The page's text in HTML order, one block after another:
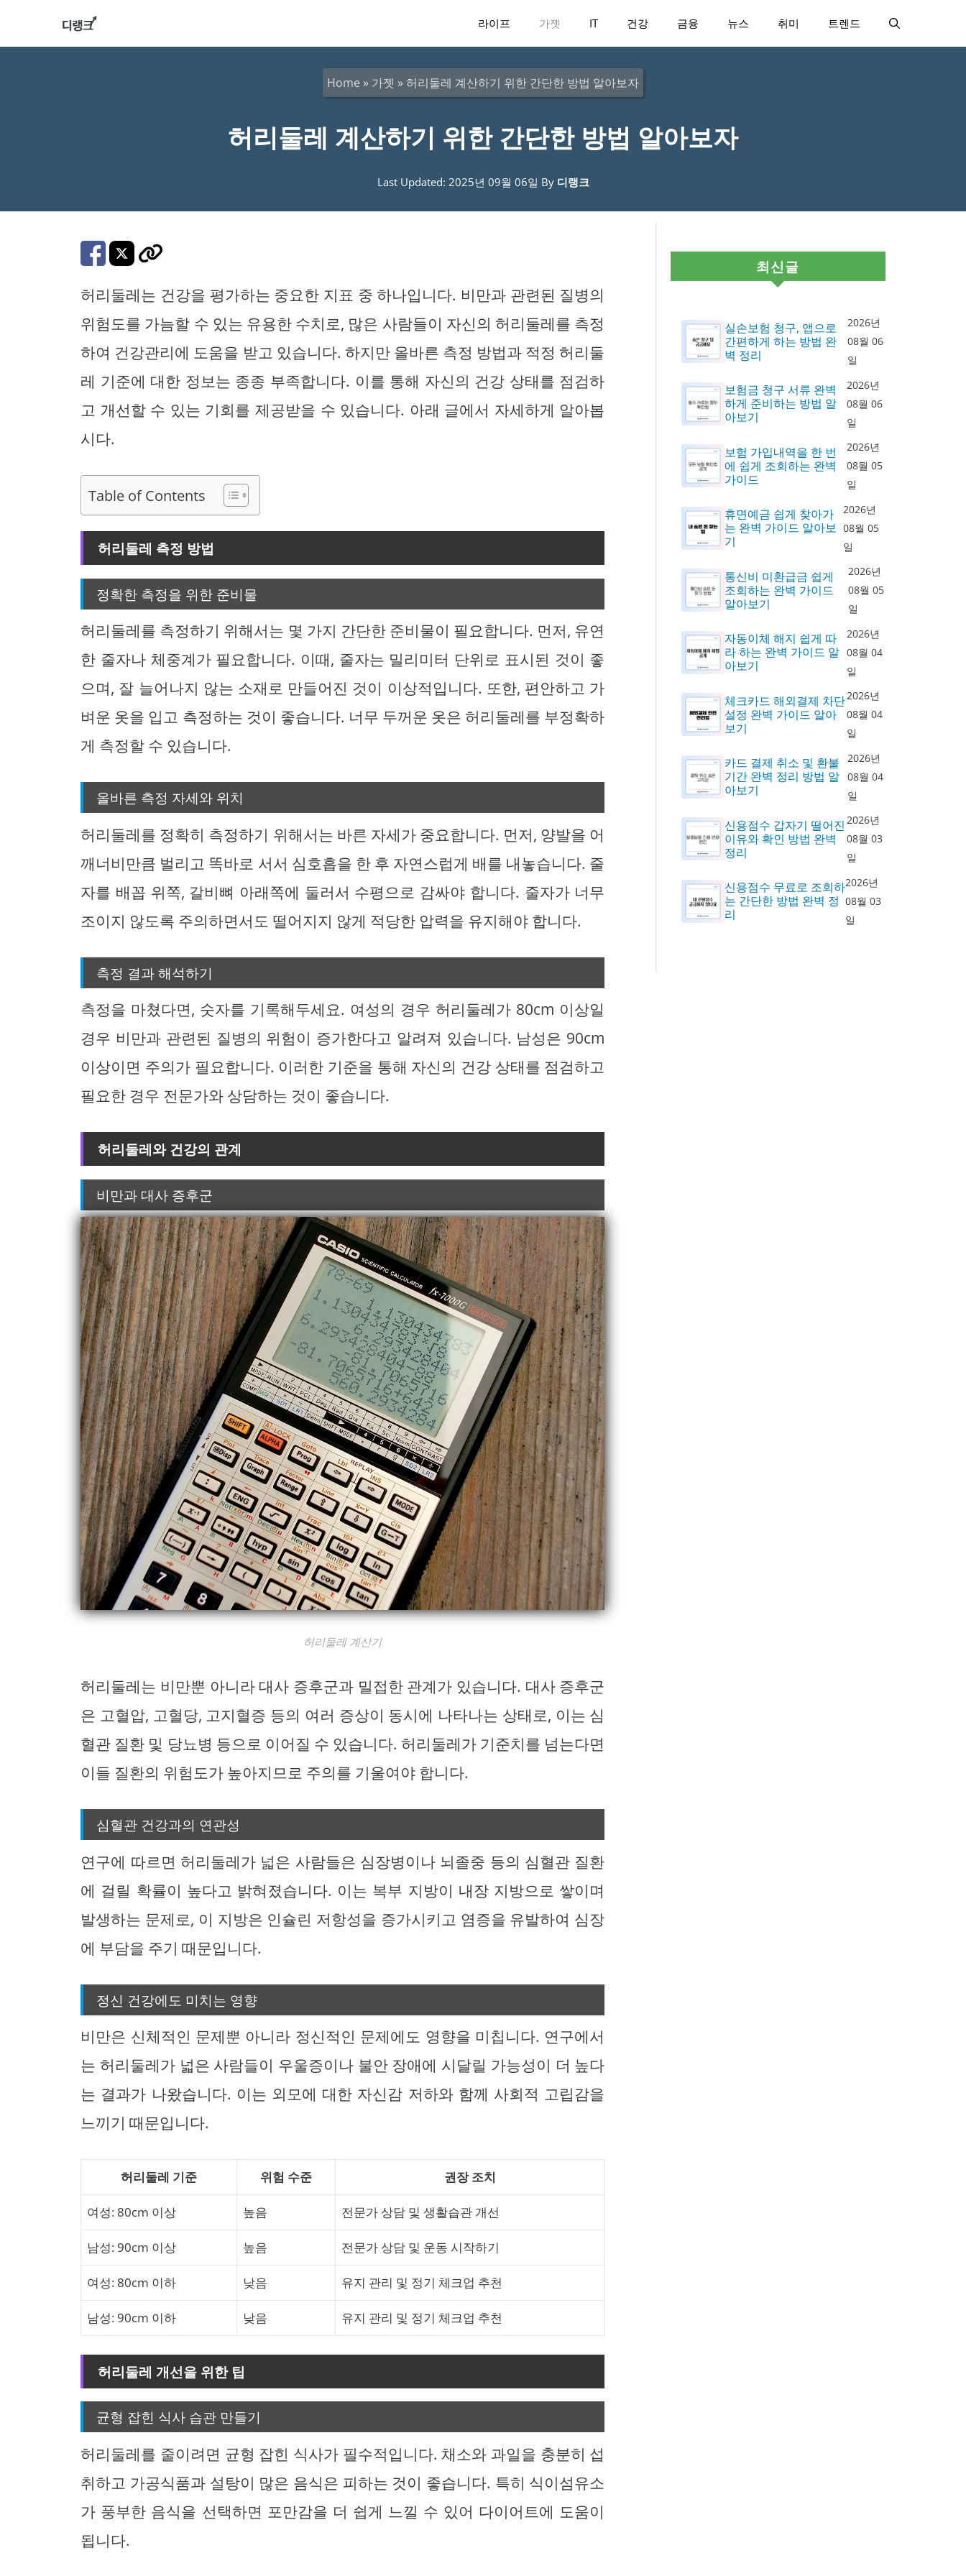
라이프 가젯 IT 건강 금융 뉴스 취미 트렌드
Home » 가젯 »허리둘레 계산하기 위한 간단한 방법 알아보자
허리둘레 계산하기 위한 간단한 방법 알아보자
Last Updated: 2025년 09월 06일 By 디랭크
허리둘레는 건강을 평가하는 중요한 지표 중 하나입니다. 비만과 관련된 질병의
위험도를 가늠할 수 있는 유용한 수치로, 많은 사람들이 자신의 허리둘레를 측정
하여 건강관리에 도움을 받고 있습니다. 하지만 올바른 측정 방법과 적정 허리둘
레 기준에 대한 정보는 종종 부족합니다. 이를 통해 자신의 건강 상태를 점검하
고 개선할 수 있는 기회를 제공받을 수 있습니다. 아래 글에서 자세하게 알아봅
시다.
Table of Contents
허리둘레 측정 방법
정확한 측정을 위한 준비물
허리둘레를 측정하기 위해서는 몇 가지 간단한 준비물이 필요합니다. 먼저, 유연
한 줄자나 체중계가 필요합니다. 이때, 줄자는 밀리미터 단위로 표시된 것이 좋
으며, 잘 늘어나지 않는 소재로 만들어진 것이 이상적입니다. 또한, 편안하고 가
벼운 옷을 입고 측정하는 것이 좋습니다. 너무 두꺼운 옷은 허리둘레를 부정확하
게 측정할 수 있습니다.
올바른 측정 자세와 위치
허리둘레를 정확히 측정하기 위해서는 바른 자세가 중요합니다. 먼저, 양발을 어
깨너비만큼 벌리고 똑바로 서서 심호흡을 한 후 자연스럽게 배를 내놓습니다. 줄
자를 배꼽 위쪽, 갈비뼈 아래쪽에 둘러서 수평으로 감싸야 합니다. 줄자가 너무
조이지 않도록 주의하면서도 떨어지지 않게 적당한 압력을 유지해야 합니다.
측정 결과 해석하기
측정을 마쳤다면, 숫자를 기록해두세요. 여성의 경우 허리둘레가 80cm 이상일
경우 비만과 관련된 질병의 위험이 증가한다고 알려져 있습니다. 남성은 90cm
이상이면 주의가 필요합니다. 이러한 기준을 통해 자신의 건강 상태를 점검하고
필요한 경우 전문가와 상담하는 것이 좋습니다.
허리둘레와 건강의 관계
비만과 대사 증후군
허리둘레 계산기
허리둘레는 비만뿐 아니라 대사 증후군과 밀접한 관계가 있습니다. 대사 증후군
은 고혈압, 고혈당, 고지혈증 등의 여러 증상이 동시에 나타나는 상태로, 이는 심
혈관 질환 및 당뇨병 등으로 이어질 수 있습니다. 허리둘레가 기준치를 넘는다면
이들 질환의 위험도가 높아지므로 주의를 기울여야 합니다.
심혈관 건강과의 연관성
연구에 따르면 허리둘레가 넓은 사람들은 심장병이나 뇌졸중 등의 심혈관 질환
에 걸릴 확률이 높다고 밝혀졌습니다. 이는 복부 지방이 내장 지방으로 쌓이며
발생하는 문제로, 이 지방은 인슐린 저항성을 증가시키고 염증을 유발하여 심장
에 부담을 주기 때문입니다.
정신 건강에도 미치는 영향
비만은 신체적인 문제뿐 아니라 정신적인 문제에도 영향을 미칩니다. 연구에서
는 허리둘레가 넓은 사람들이 우울증이나 불안 장애에 시달릴 가능성이 더 높다
는 결과가 나왔습니다. 이는 외모에 대한 자신감 저하와 함께 사회적 고립감을
느끼기 때문입니다.
허리둘레 기준 위험 수준 권장 조치
여성: 80cm 이상 높음 전문가 상담 및 생활습관 개선
남성: 90cm 이상 높음 전문가 상담 및 운동 시작하기
여성: 80cm 이하 낮음 유지 관리 및 정기 체크업 추천
남성: 90cm 이하 낮음 유지 관리 및 정기 체크업 추천
허리둘레 개선을 위한 팁
균형 잡힌 식사 습관 만들기
허리둘레를 줄이려면 균형 잡힌 식사가 필수적입니다. 채소와 과일을 충분히 섭
취하고 가공식품과 설탕이 많은 음식은 피하는 것이 좋습니다. 특히 식이섬유소
가 풍부한 음식을 선택하면 포만감을 더 쉽게 느낄 수 있어 다이어트에 도움이
됩니다.
최신글
실손보험 청구, 앱으로
간편하게 하는 방법 완
벽 정리
2026년
08월 06
일
보험금 청구 서류 완벽
하게 준비하는 방법 알
아보기
2026년
08월 06
일
보험 가입내역을 한 번
에 쉽게 조회하는 완벽
가이드
2026년
08월 05
일
휴면예금 쉽게 찾아가
는 완벽 가이드 알아보
기
2026년
08월 05
일
통신비 미환급금 쉽게
조회하는 완벽 가이드
알아보기
2026년
08월 05
일
자동이체 해지 쉽게 따
라 하는 완벽 가이드 알
아보기
2026년
08월 04
일
체크카드 해외결제 차단
설정 완벽 가이드 알아
보기
2026년
08월 04
일
카드 결제 취소 및 환불
기간 완벽 정리 방법 알
아보기
2026년
08월 04
일
신용점수 갑자기 떨어진
이유와 확인 방법 완벽
정리
2026년
08월 03
일
신용점수 무료로 조회하
는 간단한 방법 완벽 정
리
2026년
08월 03
일